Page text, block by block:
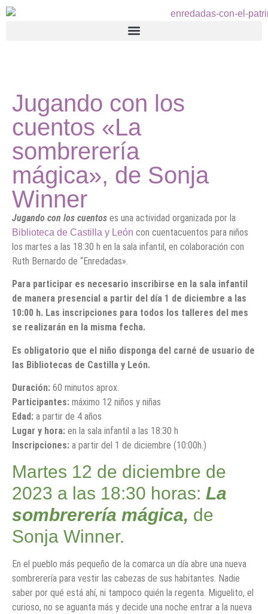
Jugando con los
cuentos «La
sombrerería
mágica», de Sonja
Winner
Jugando con los cuentos es una actividad organizada por la
Biblioteca de Castilla y León con cuentacuentos para niños
los martes a las 18:30 h en la sala infantil, en colaboración con
Ruth Bernardo de “Enredadas».
Para participar es necesario inscribirse en la sala infantil
de manera presencial a partir del día 1 de diciembre a las
10:00 h. Las inscripciones para todos los talleres del mes
se realizarán en la misma fecha.
Es obligatorio que el niño disponga del carné de usuario de
las Bibliotecas de Castilla y León.
Duración: 60 minutos aprox.
Participantes: máximo 12 niños y niñas
Edad: a partir de 4 años
Lugar y hora: en la sala infantil a las 18:30 h
Inscripciones: a partir del 1 de diciembre (10:00h.)
Martes 12 de diciembre de
2023 a las 18:30 horas: La
sombrerería mágica, de
Sonja Winner.
En el pueblo más pequeño de la comarca un día abre una nueva
sombrerería para vestir las cabezas de sus habitantes. Nadie
saber por qué está ahí, ni tampoco quién la regenta. Miguelito, el
curioso, no se aguanta más y decide una noche entrar a la nueva